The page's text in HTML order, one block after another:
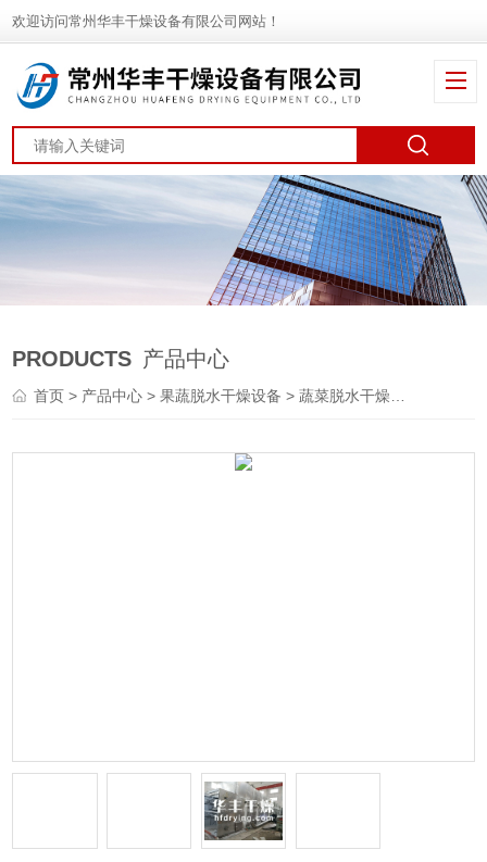
欢迎访问常州华丰干燥设备有限公司网站！
PRODUCTS 产品中心
首页> 产品中心 >果蔬脱水干燥设备 >蔬菜脱水干燥机